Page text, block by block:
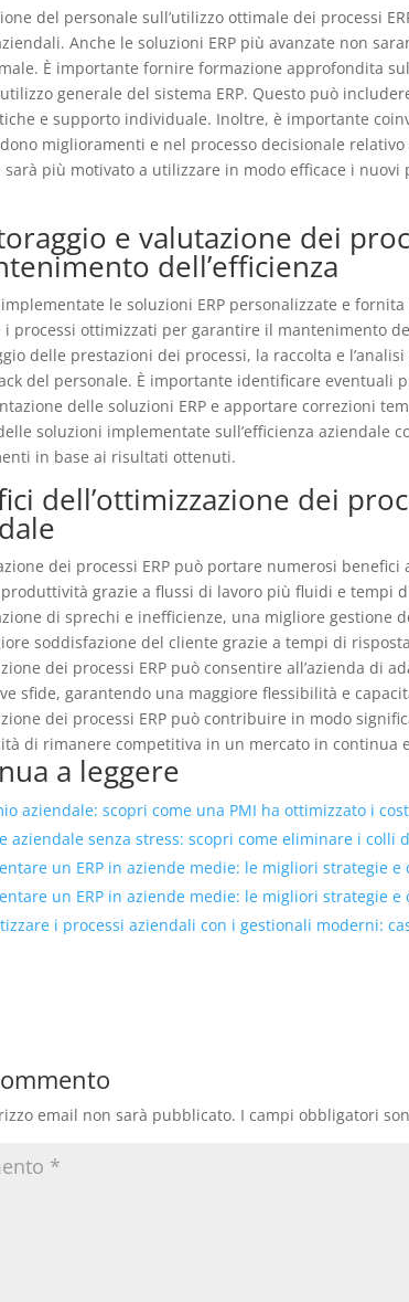
del personale sull’utilizzo ottimale dei processi
Anche le soluzioni ERP più avanzate non
È importante fornire formazione approfondita
generale del sistema ERP. Questo può
e supporto individuale. Inoltre, è importante
miglioramenti e nel processo decisionale
sarà più motivato a utilizzare in modo efficace i
e valutazione dei
dell’efficienza
le soluzioni ERP personalizzate e
i processi ottimizzati per garantire il mantenimento
delle prestazioni dei processi, la raccolta e
del personale. È importante identificare eventuali
delle soluzioni ERP e apportare correzioni
soluzioni implementate sull’efficienza aziendale
in base ai risultati ottenuti.
dell’ottimizzazione dei
dei processi ERP può portare numerosi
grazie a flussi di lavoro più fluidi e tempi
di sprechi e inefficienze, una migliore gestione
soddisfazione del cliente grazie a tempi di
dei processi ERP può consentire all’azienda
sfide, garantendo una maggiore flessibilità e
dei processi ERP può contribuire in modo
di rimanere competitiva in un mercato in continua
a leggere
aziendale: scopri come una PMI ha ottimizzato i
aziendale senza stress: scopri come eliminare i
un ERP in aziende medie: le migliori strategie e
un ERP in aziende medie: le migliori strategie e
i processi aziendali con i gestionali moderni:
email non sarà pubblicato. I campi obbligatori